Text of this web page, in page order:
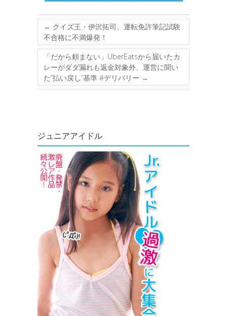
← クイズ王・伊沢拓司、運転免許筆記試験
不合格に不満爆発！
「だから頼まない」UberEatsから届いたカ
レーがダダ漏れも返金対象外、運営に聞い
た“払い戻し”基準 #デリバリー →
ジュニアアイドル